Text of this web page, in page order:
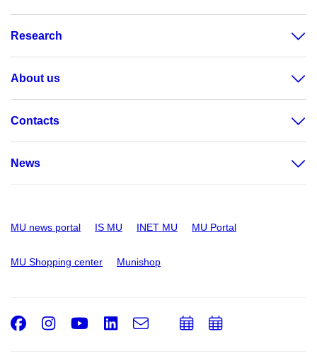
Research
About us
Contacts
News
MU news portal IS MU INET MU MU Portal
MU Shopping center Munishop
Facebook
Instagram
Youtube
LinkedIn
e-
AddAdd